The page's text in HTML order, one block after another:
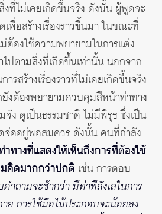
ที่ไม่เคยเกิดขึ้นจริง ดังนั้น ผู้พูดจะ
พื่อสร้างเรื่องราวขึ้นมา ในขณะที่
องใช้ความพยายามในการแต่ง
ไปตามสิ่งที่เกิดขึ้นเท่านั้น นอกจาก
รสร้างเรื่องราวที่ไม่เคยเกิดขึ้นจริง
งต้องพยายามควบคุมสีหน้าท่าทาง
จัง ดูเป็นธรรมชาติ ไม่มีพิรุธ ซึ่งเป็น
จ่ออยู่พอสมควร ดังนั้น คนที่กำลัง
าทางที่แสดงให้เห็นถึงการที่ต้องใช้
คิดมากกว่าปกติ เช่น การตอบ
ำถามจะช้ากว่า มีท่าทีลังเลในการ
ย การใช้มือไม้ประกอบจะน้อยลง